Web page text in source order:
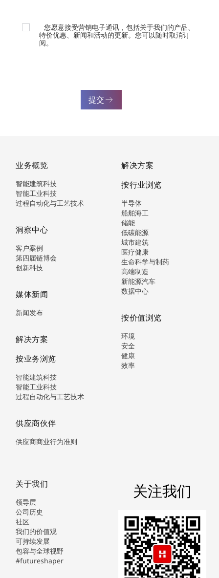
您愿意接受营销电子通讯，包括关于我们的产品、
特价优惠、新闻和活动的更新。您可以随时取消订
阅。
提交
业务概览
智能建筑科技
智能工业科技
过程自动化与工艺技术
洞察中心
客户案例
第四届链博会
创新科技
媒体新闻
新闻发布
解决方案
按业务浏览
智能建筑科技
智能工业科技
过程自动化与工艺技术
供应商伙伴
供应商商业行为准则
解决方案
按行业浏览
半导体
船舶海工
储能
低碳能源
城市建筑
医疗健康
生命科学与制药
高端制造
新能源汽车
数据中心
按价值浏览
环境
安全
健康
效率
关于我们
领导层
公司历史
社区
我们的价值观
可持续发展
包容与全球视野
#futureshaper
关注我们